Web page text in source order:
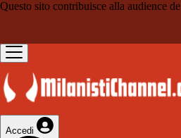
Questo sito contribuisce alla audience de
Accedi